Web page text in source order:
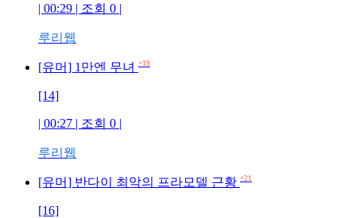
| 00:29 | 조회 0 |
루리웹
[유머] 1만엔 무녀 +19
[14]
| 00:27 | 조회 0 |
루리웹
[유머] 반다이 최악의 프라모델 근황 +21
[16]